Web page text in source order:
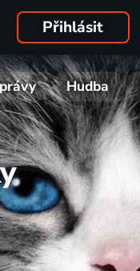
Přihlásit
Hudba